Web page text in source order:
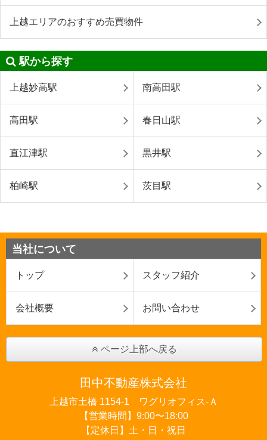
上越エリアのおすすめ売買物件
駅から探す
上越妙高駅 南高田駅
高田駅 春日山駅
直江津駅 黒井駅
柏崎駅 茨目駅
当社について
トップ スタッフ紹介
会社概要 お問い合わせ
ページ上部へ戻る
田中不動産株式会社
上越市土橋 1154-1 ワグリオフィス‐Ａ
【営業時間】9:00〜18:00
【定休日】土・日・祝日